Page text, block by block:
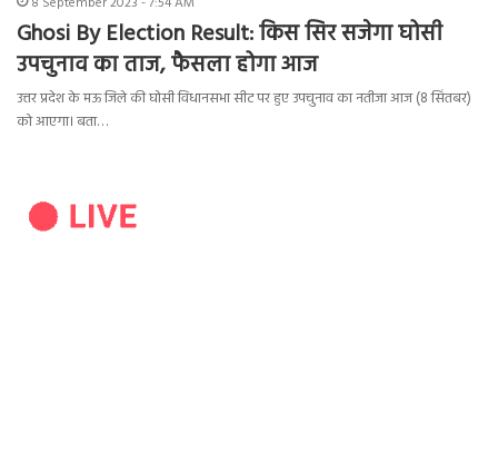
Ghosi By Election Result: किस सिर सजेगा घोसी
उपचुनाव का ताज, फैसला होगा आज
उत्तर प्रदेश के मऊ जिले की घोसी विधानसभा सीट पर हुए उपचुनाव का नतीजा आज (8 सिंतबर)
को आएगा। बता…